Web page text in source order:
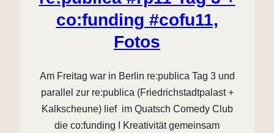
co:funding #cofu11,
Fotos
Am Freitag war in Berlin re:publica Tag 3 und
parallel zur re:publica (Friedrichstadtpalast +
Kalkscheune) lief im Quatsch Comedy Club
die co:funding I Kreativität gemeinsam